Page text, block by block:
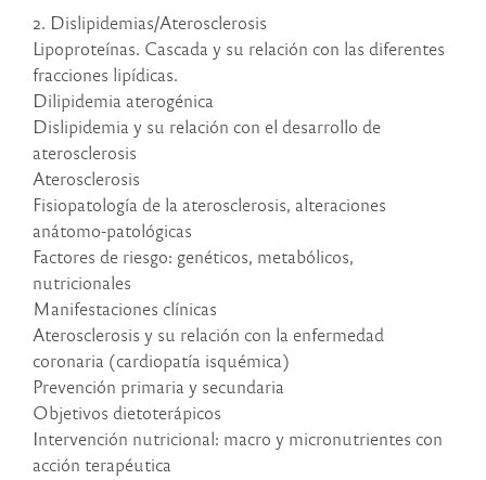
2. Dislipidemias/Aterosclerosis
Lipoproteínas. Cascada y su relación con las diferentes
fracciones lipídicas.
Dilipidemia aterogénica
Dislipidemia y su relación con el desarrollo de
aterosclerosis
Aterosclerosis
Fisiopatología de la aterosclerosis, alteraciones
anátomo-patológicas
Factores de riesgo: genéticos, metabólicos,
nutricionales
Manifestaciones clínicas
Aterosclerosis y su relación con la enfermedad
coronaria (cardiopatía isquémica)
Prevención primaria y secundaria
Objetivos dietoterápicos
Intervención nutricional: macro y micronutrientes con
acción terapéutica